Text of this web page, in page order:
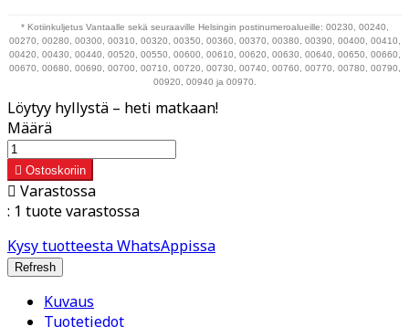
* Kotiinkuljetus Vantaalle sekä seuraaville Helsingin postinumeroalueille: 00230, 00240,
00270, 00280, 00300, 00310, 00320, 00350, 00360, 00370, 00380, 00390, 00400, 00410,
00420, 00430, 00440, 00520, 00550, 00600, 00610, 00620, 00630, 00640, 00650, 00660,
00670, 00680, 00690, 00700, 00710, 00720, 00730, 00740, 00760, 00770, 00780, 00790,
00920, 00940 ja 00970.
Löytyy hyllystä – heti matkaan!
Määrä
 Ostoskoriin
 Varastossa
: 1 tuote varastossa
Kysy tuotteesta WhatsAppissa
Kuvaus
Tuotetiedot